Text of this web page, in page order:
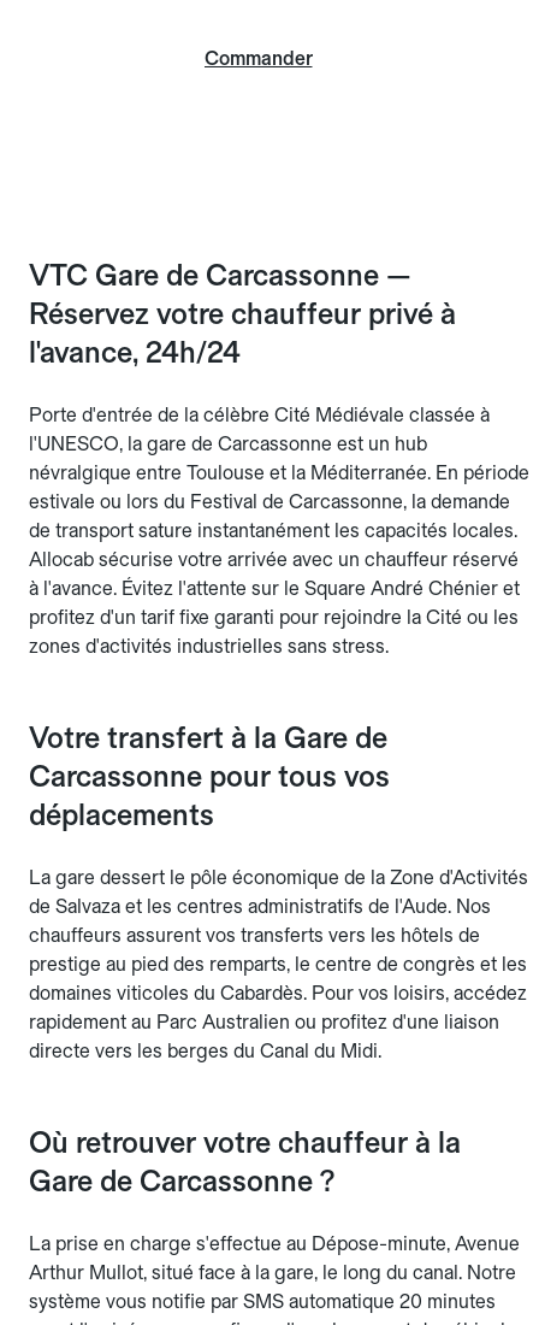
Commander
VTC Gare de Carcassonne —
Réservez votre chauffeur privé à
l'avance, 24h/24
Porte d'entrée de la célèbre Cité Médiévale classée à
l'UNESCO, la gare de Carcassonne est un hub
névralgique entre Toulouse et la Méditerranée. En période
estivale ou lors du Festival de Carcassonne, la demande
de transport sature instantanément les capacités locales.
Allocab sécurise votre arrivée avec un chauffeur réservé
à l'avance. Évitez l'attente sur le Square André Chénier et
profitez d'un tarif fixe garanti pour rejoindre la Cité ou les
zones d'activités industrielles sans stress.
Votre transfert à la Gare de
Carcassonne pour tous vos
déplacements
La gare dessert le pôle économique de la Zone d'Activités
de Salvaza et les centres administratifs de l'Aude. Nos
chauffeurs assurent vos transferts vers les hôtels de
prestige au pied des remparts, le centre de congrès et les
domaines viticoles du Cabardès. Pour vos loisirs, accédez
rapidement au Parc Australien ou profitez d'une liaison
directe vers les berges du Canal du Midi.
Où retrouver votre chauffeur à la
Gare de Carcassonne ?
La prise en charge s'effectue au Dépose-minute, Avenue
Arthur Mullot, situé face à la gare, le long du canal. Notre
système vous notifie par SMS automatique 20 minutes